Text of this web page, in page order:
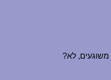
לא?